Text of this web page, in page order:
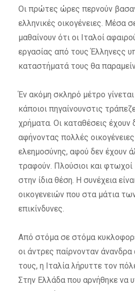
Οι πρώτες ώρες περνούν
ελληνικές οικογένειες. Μέσα
μαθαίνουν ότι οι Ιταλοί
εργασίας από τους Έλληνεςς
καταστήματά τους θα
Έν ακόμη σκληρό μέτρο
κάποιοι πηγαίνουνστις
χρήματα. Οι καταθέσεις έχουν
αφήνοντας πολλές
ελεημοσύνης, αφού δεν έχουν
τραφούν. Πλούσιοι και φτωχοί
στην ίδια θέση. Η συνέχεια
οικογενειών που στα μάτια
επικίνδυνες.
Από στόμα σε στόμα
οι άντρες παίρνονταν
τους, η Ιταλία λήρυττε τον
Στην Ελλάδα που αρνήθηκε να